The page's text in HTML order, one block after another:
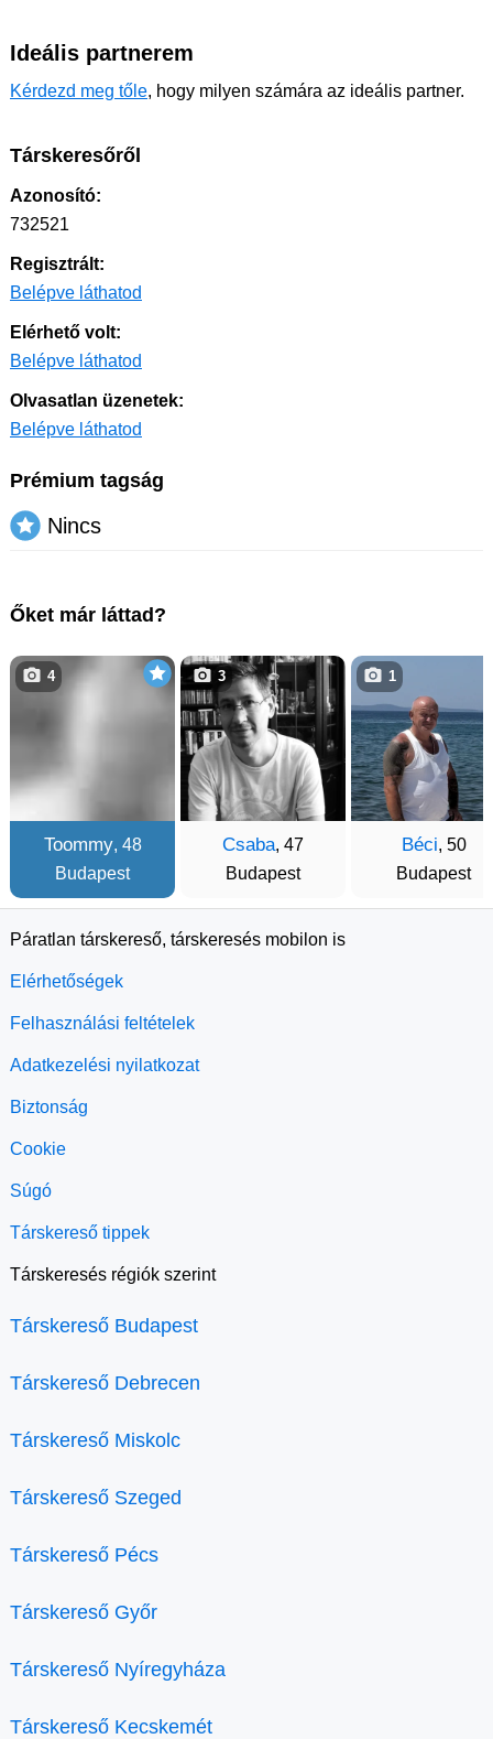
Ideális partnerem
Kérdezd meg tőle, hogy milyen számára az ideális partner.
Társkeresőről
Azonosító:
732521
Regisztrált:
Belépve láthatod
Elérhető volt:
Belépve láthatod
Olvasatlan üzenetek:
Belépve láthatod
Prémium tagság
Nincs
Őket már láttad?
Toommy, 48
Budapest
4
Csaba, 47
Budapest
3
Béci, 50
Budapest
1
Páratlan társkereső, társkeresés mobilon is
Elérhetőségek
Felhasználási feltételek
Adatkezelési nyilatkozat
Biztonság
Cookie
Súgó
Társkereső tippek
Társkeresés régiók szerint
Társkereső Budapest
Társkereső Debrecen
Társkereső Miskolc
Társkereső Szeged
Társkereső Pécs
Társkereső Győr
Társkereső Nyíregyháza
Társkereső Kecskemét